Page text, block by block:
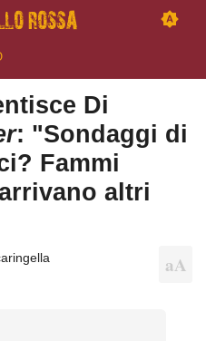
Di
: "Sondaggi di
Fammi
altri